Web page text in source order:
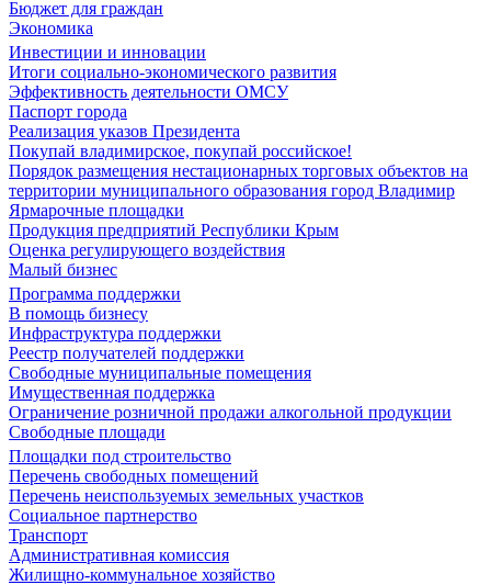
Бюджет для граждан
Экономика
Инвестиции и инновации
Итоги социально-экономического развития
Эффективность деятельности ОМСУ
Паспорт города
Реализация указов Президента
Покупай владимирское, покупай российское!
Порядок размещения нестационарных торговых объектов на
территории муниципального образования город Владимир
Ярмарочные площадки
Продукция предприятий Республики Крым
Оценка регулирующего воздействия
Малый бизнес
Программа поддержки
В помощь бизнесу
Инфраструктура поддержки
Реестр получателей поддержки
Свободные муниципальные помещения
Имущественная поддержка
Ограничение розничной продажи алкогольной продукции
Свободные площади
Площадки под строительство
Перечень свободных помещений
Перечень неиспользуемых земельных участков
Социальное партнерство
Транспорт
Административная комиссия
Жилищно-коммунальное хозяйство